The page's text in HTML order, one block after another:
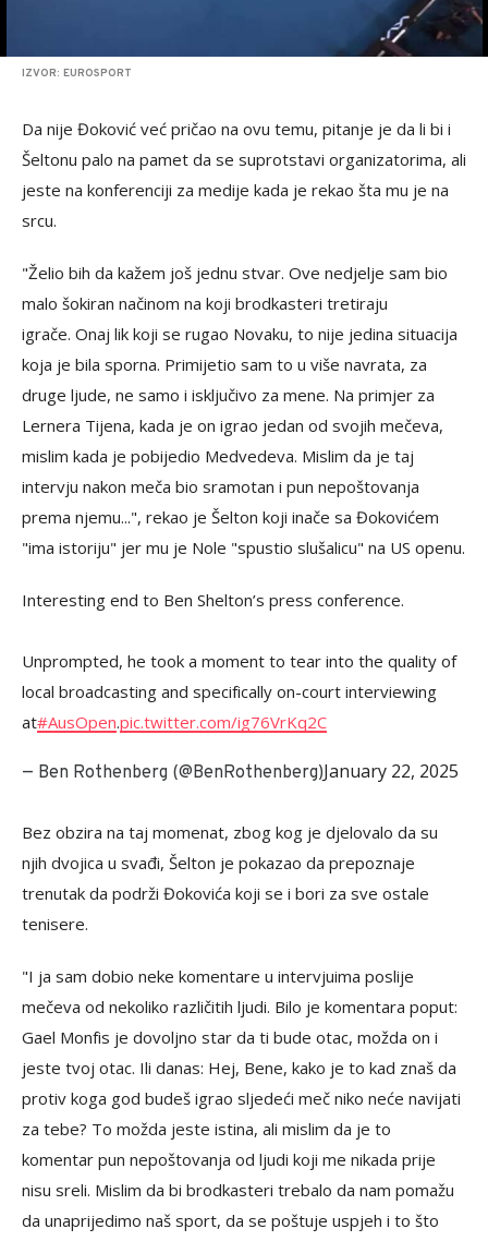
IZVOR: EUROSPORT
Da nije Đoković već pričao na ovu temu, pitanje je da li bi i
Šeltonu palo na pamet da se suprotstavi organizatorima, ali
jeste na konferenciji za medije kada je rekao šta mu je na
srcu.
"Želio bih da kažem još jednu stvar. Ove nedjelje sam bio
malo šokiran načinom na koji brodkasteri tretiraju
igrače. Onaj lik koji se rugao Novaku, to nije jedina situacija
koja je bila sporna. Primijetio sam to u više navrata, za
druge ljude, ne samo i isključivo za mene. Na primjer za
Lernera Tijena, kada je on igrao jedan od svojih mečeva,
mislim kada je pobijedio Medvedeva. Mislim da je taj
intervju nakon meča bio sramotan i pun nepoštovanja
prema njemu...", rekao je Šelton koji inače sa Đokovićem
"ima istoriju" jer mu je Nole "spustio slušalicu" na US openu.
Interesting end to Ben Shelton’s press conference.
Unprompted, he took a moment to tear into the quality of
local broadcasting and specifically on-court interviewing
at#AusOpen.pic.twitter.com/ig76VrKq2C
— Ben Rothenberg (@BenRothenberg)January 22, 2025
Bez obzira na taj momenat, zbog kog je djelovalo da su
njih dvojica u svađi, Šelton je pokazao da prepoznaje
trenutak da podrži Đokovića koji se i bori za sve ostale
tenisere.
"I ja sam dobio neke komentare u intervjuima poslije
mečeva od nekoliko različitih ljudi. Bilo je komentara poput:
Gael Monfis je dovoljno star da ti bude otac, možda on i
jeste tvoj otac. Ili danas: Hej, Bene, kako je to kad znaš da
protiv koga god budeš igrao sljedeći meč niko neće navijati
za tebe? To možda jeste istina, ali mislim da je to
komentar pun nepoštovanja od ljudi koji me nikada prije
nisu sreli. Mislim da bi brodkasteri trebalo da nam pomažu
da unaprijedimo naš sport, da se poštuje uspjeh i to što